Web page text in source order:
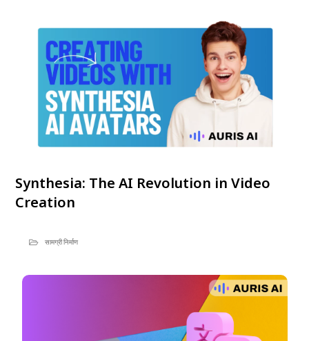
Synthesia: The AI Revolution in Video
Creation
सामग्री निर्माण